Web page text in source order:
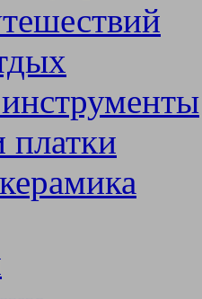
платки